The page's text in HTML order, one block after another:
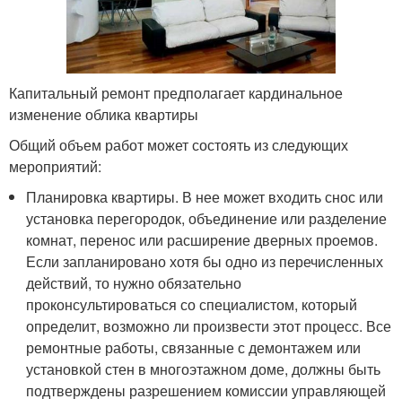
Капитальный ремонт предполагает кардинальное
изменение облика квартиры
Общий объем работ может состоять из следующих
мероприятий:
Планировка квартиры. В нее может входить снос или
установка перегородок, объединение или разделение
комнат, перенос или расширение дверных проемов.
Если запланировано хотя бы одно из перечисленных
действий, то нужно обязательно
проконсультироваться со специалистом, который
определит, возможно ли произвести этот процесс. Все
ремонтные работы, связанные с демонтажем или
установкой стен в многоэтажном доме, должны быть
подтверждены разрешением комиссии управляющей